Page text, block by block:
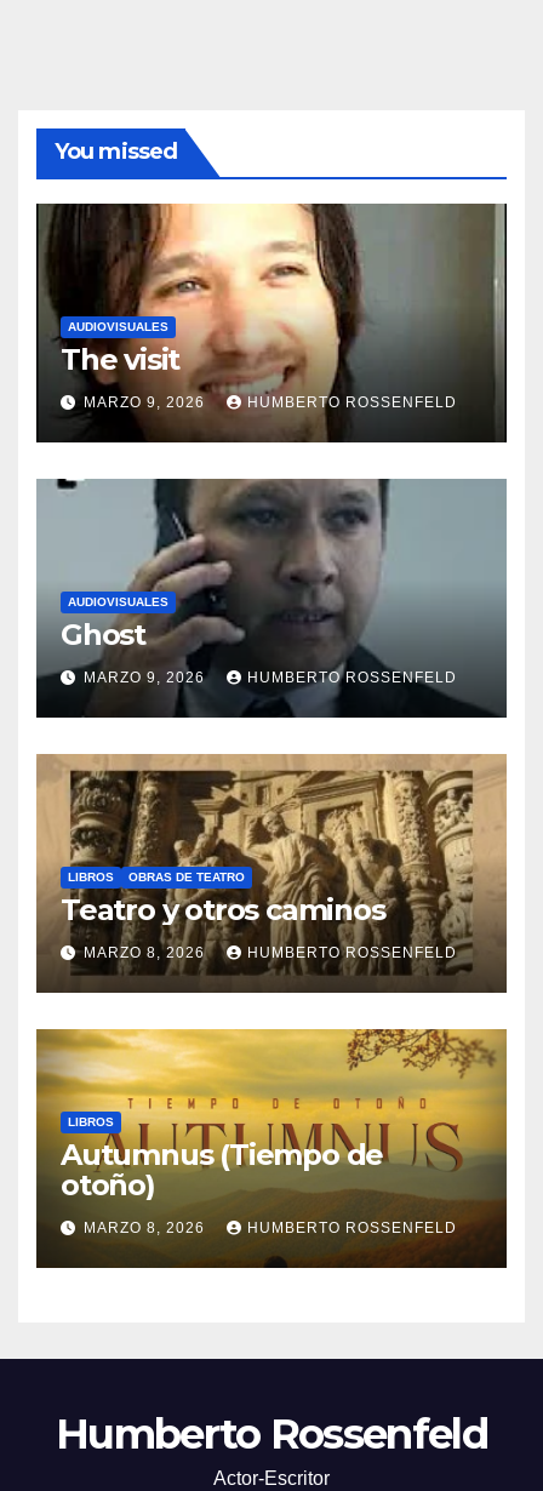
You missed
AUDIOVISUALES
The visit
MARZO 9, 2026 HUMBERTO ROSSENFELD
AUDIOVISUALES
Ghost
MARZO 9, 2026 HUMBERTO ROSSENFELD
LIBROS OBRAS DE TEATRO
Teatro y otros caminos
MARZO 8, 2026 HUMBERTO ROSSENFELD
LIBROS
Autumnus (Tiempo de
otoño)
MARZO 8, 2026 HUMBERTO ROSSENFELD
Humberto Rossenfeld
Actor-Escritor